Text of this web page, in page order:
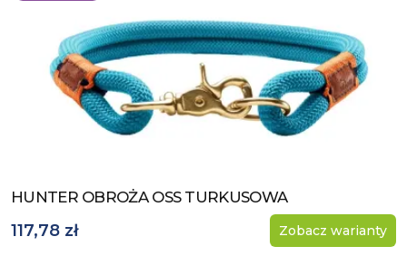
Zobacz produkt
HUNTER OBROŻA OSS TURKUSOWA
117,78 zł Zobacz warianty